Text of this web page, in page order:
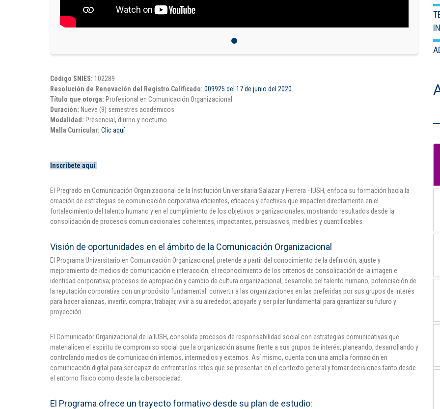
Código SNIES: 102289
Resolución de Renovación del Registro Calificado: 009925 del 17 de junio del 2020
Título que otorga: Profesional en Comunicación Organizacional
Duración: Nueve (9) semestres académicos
Modalidad: Presencial, diurno y nocturno.
Malla Curricular: Clic aquí
Inscríbete aquí
El Pregrado en Comunicación Organizacional de la Institución Universitaria Salazar y Herrera - IUSH, enfoca su formación hacia la
creación de estrategias de comunicación corporativa eficientes, eficaces y efectivas que impacten directamente en el
fortalecimiento del talento humano y en el cumplimiento de los objetivos organizacionales, mostrando resultados desde la
consolidación de procesos comunicacionales coherentes, impactantes, persuasivos, medibles y cuantificables.
Visión de oportunidades en el ámbito de la Comunicación Organizacional
El Programa Universitario en Comunicación Organizacional, pretende a partir del conocimiento de la definición, ajuste y
mejoramiento de medios de comunicación e interacción; el reconocimiento de los criterios de consolidación de la imagen e
identidad corporativa; procesos de apropiación y cambio de cultura organizacional; desarrollo del talento humano; potenciación de
la reputación corporativa con un propósito fundamental: convertir a las organizaciones en las preferidas por sus grupos de interés
para hacer alianzas, invertir, comprar, trabajar, vivir a su alrededor, apoyarle y ser pilar fundamental para garantizar su futuro y
proyección.
El Comunicador Organizacional de la IUSH, consolida procesos de responsabilidad social con estrategias comunicativas que
materialicen el espíritu de compromiso social que la organización asume frente a sus grupos de interés, planeando, desarrollando y
controlando medios de comunicación internos, intermedios y externos. Así mismo, cuenta con una amplia formación en
comunicación digital para ser capaz de enfrentar los retos que se presentan en el contexto general y tomar decisiones tanto desde
el entorno físico como desde la cibersociedad.
El Programa ofrece un trayecto formativo desde su plan de estudio: